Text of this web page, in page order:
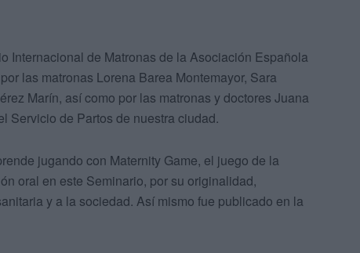
Internacional de Matronas de la Asociación Española
las matronas Lorena Barea Montemayor, Sara
Marín, así como por las matronas y doctores Juana
Servicio de Partos de nuestra ciudad.
jugando con Maternity Game, el juego de la
oral en este Seminario, por su originalidad,
y a la sociedad. Así mismo fue publicado en la